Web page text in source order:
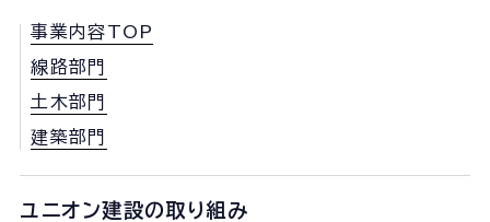
事業内容TOP
線路部門
土木部門
建築部門
ユニオン建設の取り組み